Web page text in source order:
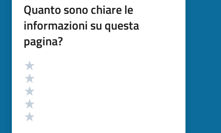
Quanto sono chiare le
informazioni su questa
pagina?
Valutazione